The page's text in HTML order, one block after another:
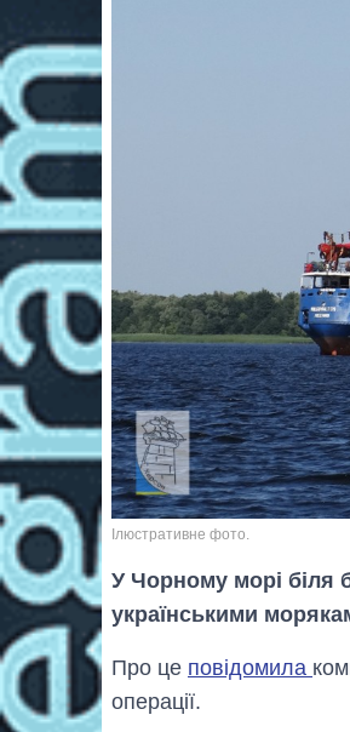
Ілюстративне фото.
У Чорному морі біля
українськими
Про це повідомила
операції.